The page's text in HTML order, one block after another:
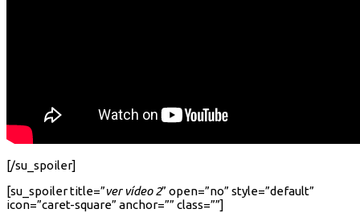
[/su_spoiler]
[su_spoiler title=”ver vídeo 2” open=”no” style=”default”
icon=”caret-square” anchor=”” class=””]